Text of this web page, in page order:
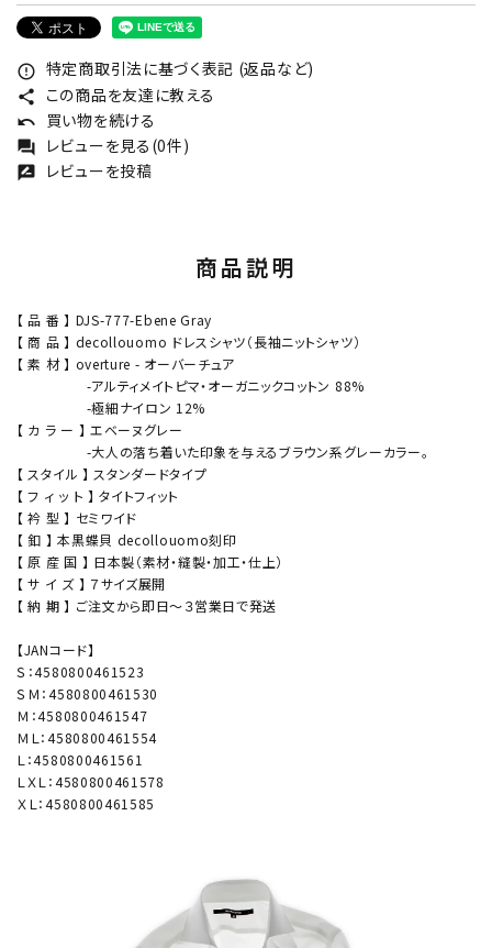
error_outline 特定商取引法に基づく表記 (返品など)
share この商品を友達に教える
undo 買い物を続ける
forum レビューを見る(0件)
rate_review レビューを投稿
商品説明
【 品 番 】 DJS-777-Ebene Gray
【 商 品 】 decollouomo ドレスシャツ（長袖ニットシャツ）
【 素 材 】 overture - オーバーチュア
-アルティメイトピマ・オーガニックコットン 88%
-極細ナイロン 12%
【 カ ラ ー 】 エベーヌグレー
-大人の落ち着いた印象を与えるブラウン系グレーカラー。
【 スタイル 】 スタンダードタイプ
【 フ ィ ッ ト 】 タイトフィット
【 衿 型 】 セミワイド
【 釦 】 本黒蝶貝 decollouomo刻印
【 原 産 国 】 日本製（素材・縫製・加工・仕上）
【 サ イ ズ 】 ７サイズ展開
【 納 期 】 ご注文から即日～３営業日で発送
【JANコード】
Ｓ：4580800461523
ＳＭ：4580800461530
Ｍ：4580800461547
ＭＬ：4580800461554
Ｌ：4580800461561
ＬＸＬ：4580800461578
ＸＬ：4580800461585